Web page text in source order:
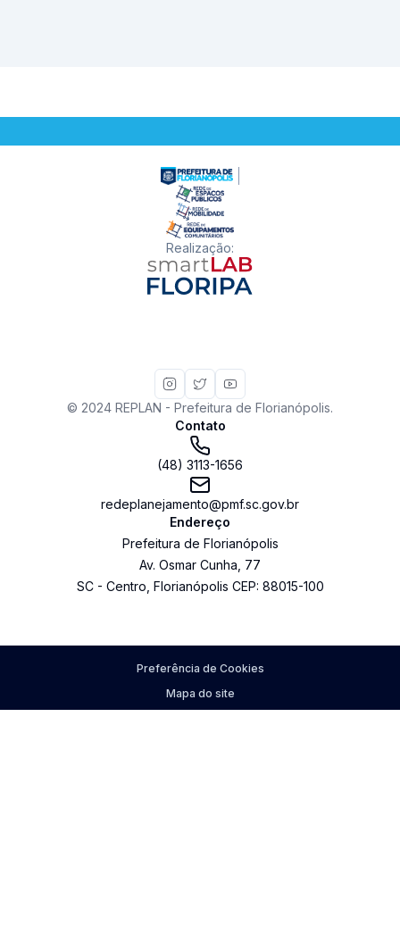
Realização:
© 2024 REPLAN - Prefeitura de Florianópolis.
Contato
(48) 3113-1656
redeplanejamento@pmf.sc.gov.br
Endereço
Prefeitura de Florianópolis
Av. Osmar Cunha 77
SC- Centro Florianópolis CEP: 88015-100
Preferência de Cookies
Mapa do site